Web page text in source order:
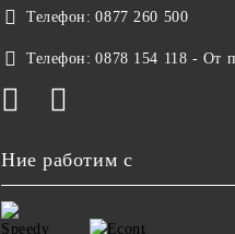
Телефон: 0877 260 500
Телефон: 0878 154 118 - От
Ние работим с